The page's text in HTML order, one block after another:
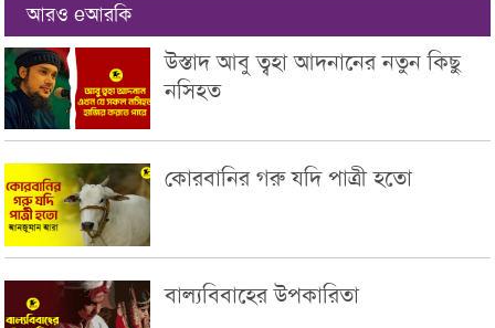
আরও eআরকি
উস্তাদ আবু ত্বহা আদনানের নতুন কিছু
নসিহত
কোরবানির গরু যদি পাত্রী হতো
বাল্যবিবাহের উপকারিতা